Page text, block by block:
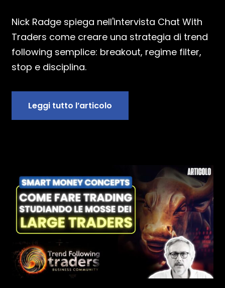
Nick Radge spiega nell'intervista Chat With
Traders come creare una strategia di trend
following semplice: breakout, regime filter,
stop e disciplina.
Leggi tutto l’articolo